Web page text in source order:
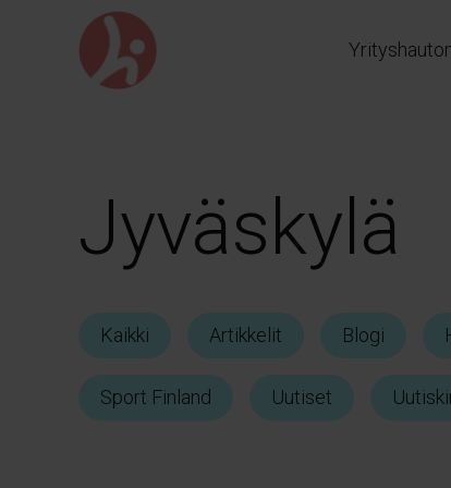
Jyväskylä
Kaikki Artikkelit Blogi
Sport Finland Uutiset